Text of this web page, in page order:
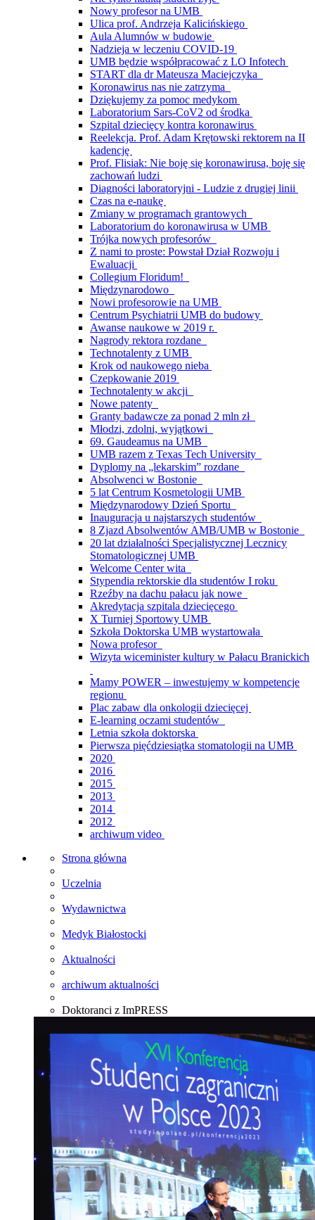
Nowy profesor na UMB
Ulica prof. Andrzeja Kalicińskiego
Aula Alumnów w budowie
Nadzieja w leczeniu COVID-19
UMB będzie współpracować z LO Infotech
START dla dr Mateusza Maciejczyka
Koronawirus nas nie zatrzyma
Dziękujemy za pomoc medykom
Laboratorium Sars-CoV2 od środka
Szpital dziecięcy kontra koronawirus
Reelekcja. Prof. Adam Krętowski rektorem na II
kadencję
Prof. Flisiak: Nie boję się koronawirusa, boję się
zachowań ludzi
Diagności laboratoryjni - Ludzie z drugiej linii
Czas na e-naukę
Zmiany w programach grantowych
Laboratorium do koronawirusa w UMB
Trójka nowych profesorów
Z nami to proste: Powstał Dział Rozwoju i
Ewaluacji
Collegium Floridum!
Międzynarodowo
Nowi profesorowie na UMB
Centrum Psychiatrii UMB do budowy
Awanse naukowe w 2019 r.
Nagrody rektora rozdane
Technotalenty z UMB
Krok od naukowego nieba
Czepkowanie 2019
Technotalenty w akcji
Nowe patenty
Granty badawcze za ponad 2 mln zł
Młodzi, zdolni, wyjątkowi
69. Gaudeamus na UMB
UMB razem z Texas Tech University
Dyplomy na „lekarskim” rozdane
Absolwenci w Bostonie
5 lat Centrum Kosmetologii UMB
Międzynarodowy Dzień Sportu
Inauguracja u najstarszych studentów
8 Zjazd Absolwentów AMB/UMB w Bostonie
20 lat działalności Specjalistycznej Lecznicy
Stomatologicznej UMB
Welcome Center wita
Stypendia rektorskie dla studentów I roku
Rzeźby na dachu pałacu jak nowe
Akredytacja szpitala dziecięcego
X Turniej Sportowy UMB
Szkoła Doktorska UMB wystartowała
Nowa profesor
Wizyta wiceminister kultury w Pałacu Branickich
Mamy POWER – inwestujemy w kompetencje
regionu
Plac zabaw dla onkologii dziecięcej
E-learning oczami studentów
Letnia szkoła doktorska
Pierwsza pięćdziesiątka stomatologii na UMB
2020
2016
2015
2013
2014
2012
archiwum video
Strona główna
Uczelnia
Wydawnictwa
Medyk Białostocki
Aktualności
archiwum aktualności
Doktoranci z ImPRESS